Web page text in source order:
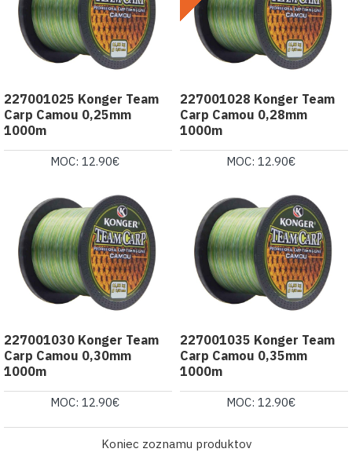
227001025 Konger Team
Carp Camou 0,25mm
1000m
MOC: 12.90€
227001028 Konger Team
Carp Camou 0,28mm
1000m
MOC: 12.90€
227001030 Konger Team
Carp Camou 0,30mm
1000m
MOC: 12.90€
227001035 Konger Team
Carp Camou 0,35mm
1000m
MOC: 12.90€
Koniec zoznamu produktov